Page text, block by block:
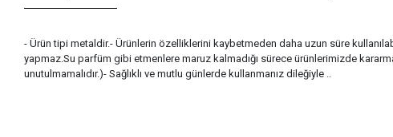
- Ürün tipi metaldir.- Ürünlerin özelliklerini kaybetmeden daha uzun süre
yapmaz.Su parfüm gibi etmenlere maruz kalmadığı sürece ürünlerimizde
unutulmamalıdır.)- Sağlıklı ve mutlu günlerde kullanmanız dileğiyle ..